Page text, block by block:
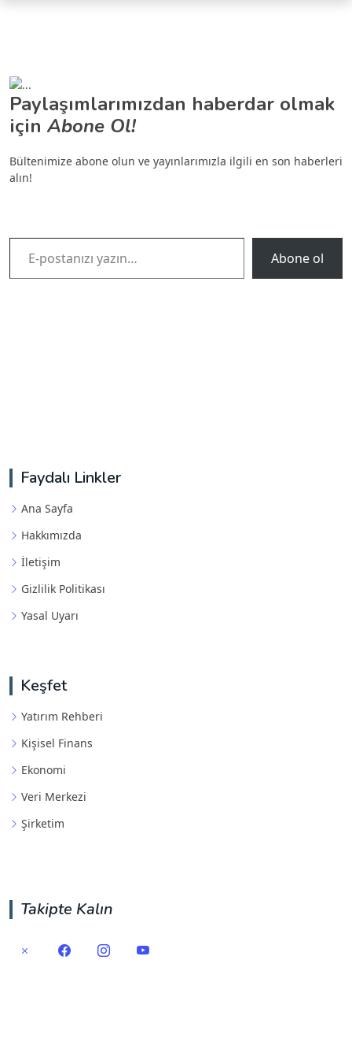
Paylaşımlarımızdan haberdar olmak
için Abone Ol!
Bültenimize abone olun ve yayınlarımızla ilgili en son haberleri
alın!
E-postanızı yazın…
Abone ol
Faydalı Linkler
Ana Sayfa
Hakkımızda
İletişim
Gizlilik Politikası
Yasal Uyarı
Keşfet
Yatırım Rehberi
Kişisel Finans
Ekonomi
Veri Merkezi
Şirketim
Takipte Kalın